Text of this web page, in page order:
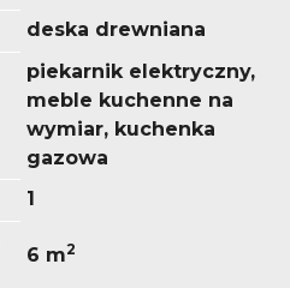
deska drewniana
piekarnik elektryczny,
meble kuchenne na
wymiar, kuchenka
gazowa
1
6 m2